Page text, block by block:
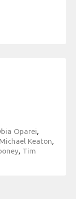
Oparei,
Michael Keaton,
, Tim